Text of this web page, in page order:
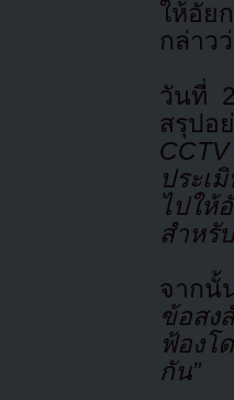
ให้อัย
กล่าว
วันที่
สรุปอ
ประเ
ไปให้
สำหรั
จากนั้
ข้อสง
ฟ้องโ
กัน”